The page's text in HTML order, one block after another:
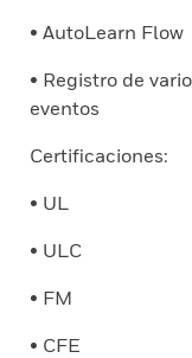
• AutoLearn Flow
• Registro de
eventos
Certificaciones:
• UL
• ULC
• FM
• CFE